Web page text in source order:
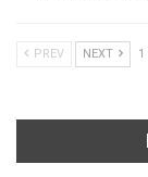
PREV NEXT 1